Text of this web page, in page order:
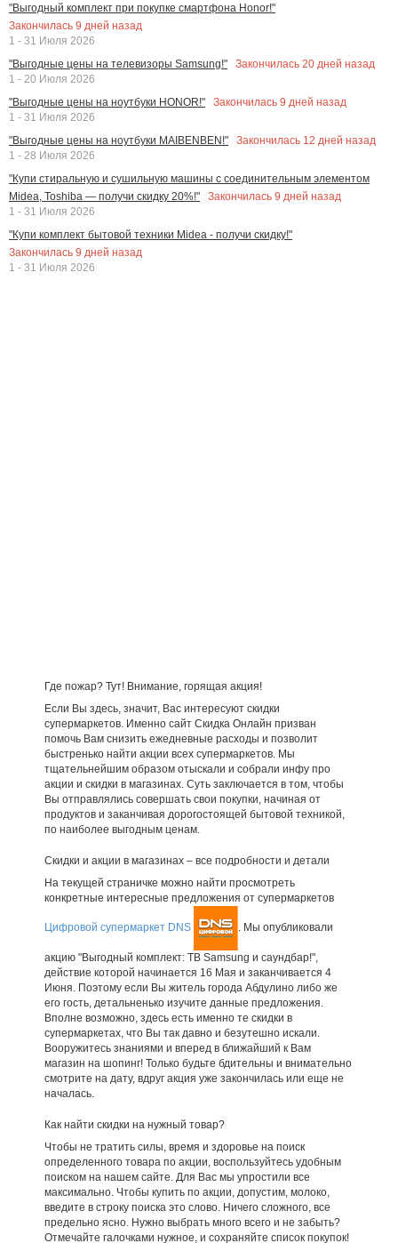
"Выгодный комплект при покупке смартфона Honor!"
Закончилась 9 дней назад
1 - 31 Июля 2026
"Выгодные цены на телевизоры Samsung!"
Закончилась 20 дней назад
1 - 20 Июля 2026
"Выгодные цены на ноутбуки HONOR!"
Закончилась 9 дней назад
1 - 31 Июля 2026
"Выгодные цены на ноутбуки MAIBENBEN!"
Закончилась 12 дней назад
1 - 28 Июля 2026
"Купи стиральную и сушильную машины с соединительным элементом
Midea, Toshiba — получи скидку 20%!"
Закончилась 9 дней назад
1 - 31 Июля 2026
"Купи комплект бытовой техники Midea - получи скидку!"
Закончилась 9 дней назад
1 - 31 Июля 2026
Где пожар? Тут! Внимание, горящая акция!
Если Вы здесь, значит, Вас интересуют скидки
супермаркетов. Именно сайт Скидка Онлайн призван
помочь Вам снизить ежедневные расходы и позволит
быстренько найти акции всех супермаркетов. Мы
тщательнейшим образом отыскали и собрали инфу про
акции и скидки в магазинах. Суть заключается в том, чтобы
Вы отправлялись совершать свои покупки, начиная от
продуктов и заканчивая дорогостоящей бытовой техникой,
по наиболее выгодным ценам.
Скидки и акции в магазинах – все подробности и детали
На текущей страничке можно найти просмотреть
конкретные интересные предложения от супермаркетов
Цифровой супермаркет DNS . Мы опубликовали
акцию "Выгодный комплект: ТВ Samsung и саундбар!",
действие которой начинается 16 Мая и заканчивается 4
Июня. Поэтому если Вы житель города Абдулино либо же
его гость, детальненько изучите данные предложения.
Вполне возможно, здесь есть именно те скидки в
супермаркетах, что Вы так давно и безутешно искали.
Вооружитесь знаниями и вперед в ближайший к Вам
магазин на шопинг! Только будьте бдительны и внимательно
смотрите на дату, вдруг акция уже закончилась или еще не
началась.
Как найти скидки на нужный товар?
Чтобы не тратить силы, время и здоровье на поиск
определенного товара по акции, воспользуйтесь удобным
поиском на нашем сайте. Для Вас мы упростили все
максимально. Чтобы купить по акции, допустим, молоко,
введите в строку поиска это слово. Ничего сложного, все
предельно ясно. Нужно выбрать много всего и не забыть?
Отмечайте галочками нужное, и сохраняйте список покупок!